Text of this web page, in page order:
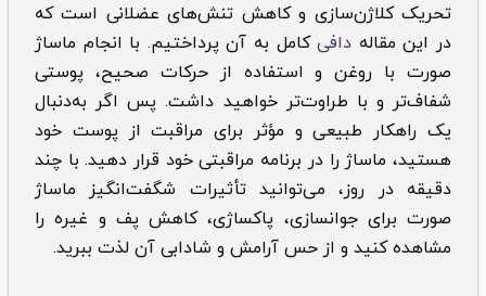
تحریک کلاژن‌سازی و کاهش تنش‌های عضلانی است که
در این مقاله دافیکامل به آن پرداختیم. با انجام ماساژ
صورت با روغن و استفاده از حرکات صحیح، پوستی
شفاف‌تر و با طراوت‌تر خواهید داشت. پس اگر به‌دنبال
یک راهکار طبیعی و مؤثر برای مراقبت از پوست خود
هستید، ماساژ را در برنامه مراقبتی خود قرار دهید. با چند
دقیقه در روز، می‌توانید تأثیرات شگفت‌انگیز ماساژ
صورت برای جوانسازی، پاکساژی، کاهش پف و غیره را
مشاهده کنید و از حس آرامش و شادابی آن لذت ببرید.